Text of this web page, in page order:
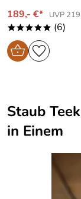
189,- €*
UVP
***** (6)
Staub
in Einem